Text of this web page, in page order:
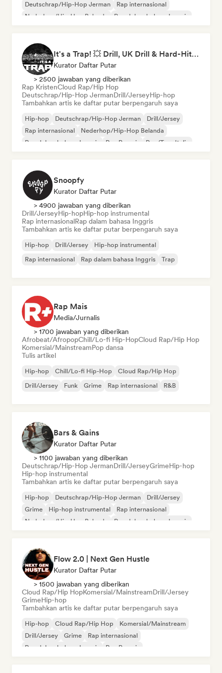
Deutschrap/Hip-Hop Jerman
Rap internasional
Nederhop/Hip-Hop Belanda
Rap dalam bahasa Inggris
It's a Trap! 💥 Drill, UK Drill & Hard-Hitting Trap
Kurator Daftar Putar
> 2500 jawaban yang diberikan
Rap KristenCloud Rap/Hip Hop
Deutschrap/Hip-Hop JermanDrill/JerseyHip-hop
Tambahkan artis ke daftar putar berpengaruh saya
Hip-hop Deutschrap/Hip-Hop Jerman
Drill/Jersey
Rap internasional
Nederhop/Hip-Hop Belanda
Rap dalam bahasa Inggris
Rap Prancis Rap/Trap Italia
Snoopfy
Kurator Daftar Putar
> 4900 jawaban yang diberikan
Drill/JerseyHip-hopHip-hop instrumental
Rap internasionalRap dalam bahasa Inggris
Tambahkan artis ke daftar putar berpengaruh saya
Hip-hop Drill/Jersey
Hip-hop instrumental
Rap internasional
Rap dalam bahasa Inggris Trap
Rap Mais
Media/Jurnalis
> 1700 jawaban yang diberikan
Afrobeat/AfropopChill/Lo-fi Hip-HopCloud Rap/Hip Hop
Komersial/MainstreamPop dansa
Tulis artikel
Hip-hop Chill/Lo-fi Hip-Hop
Cloud Rap/Hip Hop
Drill/Jersey
Funk Grime Rap internasional R&B
Bars & Gains
Kurator Daftar Putar
> 1100 jawaban yang diberikan
Deutschrap/Hip-Hop JermanDrill/JerseyGrimeHip-hop
Hip-hop instrumental
Tambahkan artis ke daftar putar berpengaruh saya
Hip-hop Deutschrap/Hip-Hop Jerman
Drill/Jersey
Grime
Hip-hop instrumental
Rap internasional
Nederhop/Hip-Hop Belanda
Rap dalam bahasa Inggris
Flow 2.0 | Next Gen Hustle
Kurator Daftar Putar
> 1500 jawaban yang diberikan
Cloud Rap/Hip HopKomersial/MainstreamDrill/Jersey
GrimeHip-hop
Tambahkan artis ke daftar putar berpengaruh saya
Hip-hop Cloud Rap/Hip Hop
Komersial/Mainstream
Drill/Jersey
Grime
Rap internasional
Rap dalam bahasa Inggris
Rap Prancis